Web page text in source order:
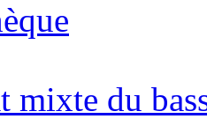
mixte du